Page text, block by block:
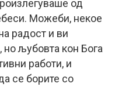
од
Можеби, некое
радост и ви
но љубовта кон Бога
работи, и
се борите со